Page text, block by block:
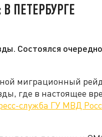
ПЕТЕРБУРГЕ
Состоялся
миграционный
где в настоящее
служба ГУ МВД